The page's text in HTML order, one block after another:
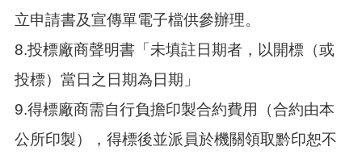
立申請書及宣傳單電子檔供參辦理。
8.投標廠商聲明書「未填註日期者，以開標（或
投標）當日之日期為日期」
9.得標廠商需自行負擔印製合約費用（合約由本
公所印製），得標後並派員於機關領取黔印恕不